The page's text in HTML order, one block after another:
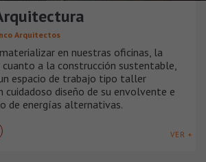
Arquitectos
en nuestras oficinas, la
cuanto a la construcción sustentable,
espacio de trabajo tipo taller
cuidadoso diseño de su envolvente e
de energías alternativas.
VER +